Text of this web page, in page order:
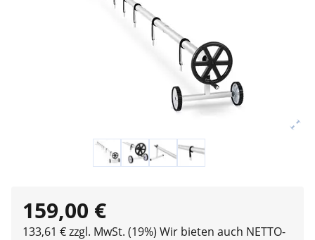
159,00 €
133,61 € zzgl. MwSt. (19%) Wir bieten auch NETTO-